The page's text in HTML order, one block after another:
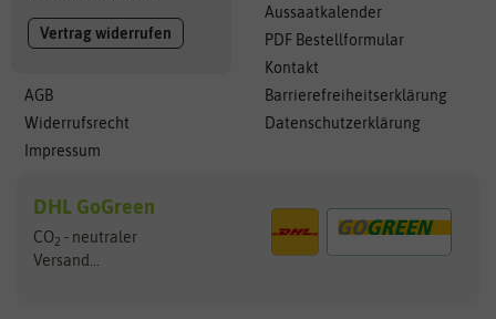
Vertrag widerrufen
AGB
Widerrufsrecht
Impressum
Aussaatkalender
PDF Bestellformular
Kontakt
Barrierefreiheitserklärung
Datenschutzerklärung
DHL GoGreen
CO2 - neutraler
Versand...